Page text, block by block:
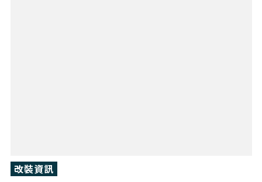
改裝資訊